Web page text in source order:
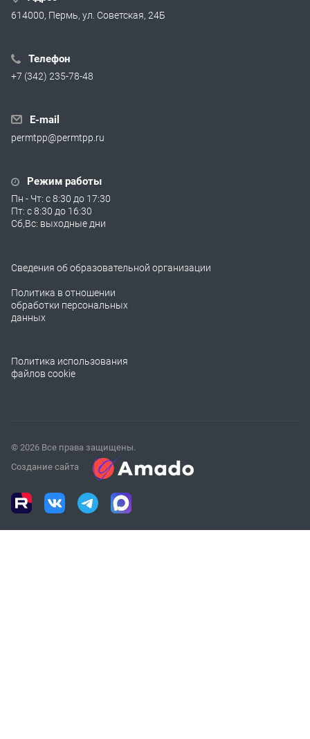
614000, Пермь, ул. Советская, 24Б
Телефон
+7 (342) 235-78-48
E-mail
permtpp@permtpp.ru
Режим работы
Пн - Чт: с 8:30 до 17:30
Пт: с 8:30 до 16:30
Сб,Вс: выходные дни
Сведения об образовательной организации
Политика в отношении
обработки персональных
данных
Политика использования
файлов cookie
© 2026 Все права защищены.
Создание сайта